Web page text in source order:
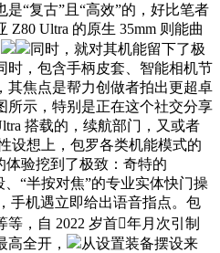
“复古”且“高效”的，好比笔者
Ultra 的原生 35mm 则能曲
同时，就对其机能留下了极
时，包含手柄皮套、智能相机节
其焦点是帮力创做者拍出更超卓
所示，特别是正在这个社交分享
搭载的，续航部门，又或者
设想上，包罗各类机能模式的
体验挖到了极致：奇特的
、“半按对焦”的专业实体快门操
手机遇立即给出语音指点。包
，自 2022 岁首年月次引制
全开，
从设置装备摆设来